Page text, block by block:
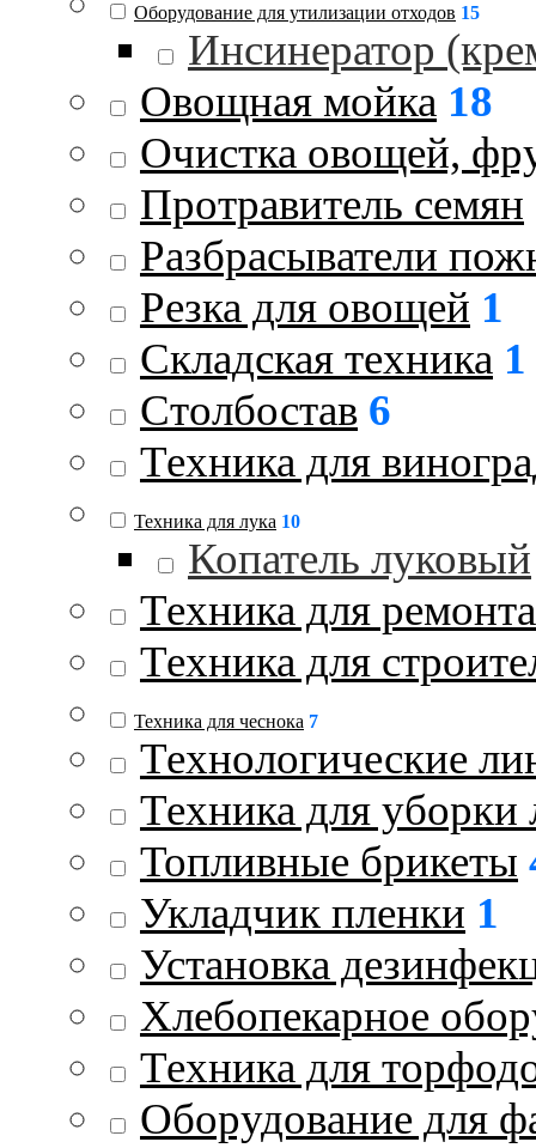
Оборудование для утилизации отходов 15
Инсинератор
Овощная мойка 18
Очистка овощей,
Протравитель семян
Разбрасыватели
Резка для овощей 1
Складская техника 1
Столбостав 6
Техника для
Техника для лука 10
Копатель луковый
Техника для
Техника для
Техника для чеснока 7
Технологические
Техника для уборки
Топливные брикеты
Укладчик пленки 1
Установка
Хлебопекарное
Техника для
Оборудование для